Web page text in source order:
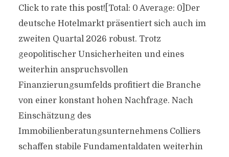
Click to rate this post![Total: 0 Average: 0]Der
deutsche Hotelmarkt präsentiert sich auch im
zweiten Quartal 2026 robust. Trotz
geopolitischer Unsicherheiten und eines
weiterhin anspruchsvollen
Finanzierungsumfelds profitiert die Branche
von einer konstant hohen Nachfrage. Nach
Einschätzung des
Immobilienberatungsunternehmens Colliers
schaffen stabile Fundamentaldaten weiterhin